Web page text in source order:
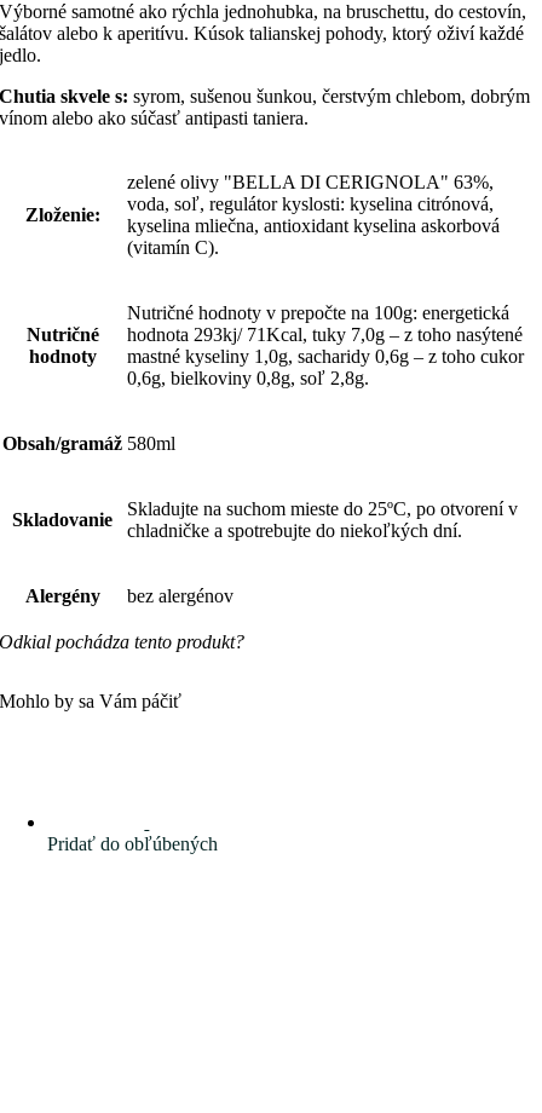
Výborné samotné ako rýchla jednohubka, na bruschettu, do cestovín,
šalátov alebo k aperitívu. Kúsok talianskej pohody, ktorý oživí každé
jedlo.
Chutia skvele s: syrom, sušenou šunkou, čerstvým chlebom, dobrým
vínom alebo ako súčasť antipasti taniera.
Zloženie:
zelené olivy "BELLA DI CERIGNOLA" 63%,
voda, soľ, regulátor kyslosti: kyselina citrónová,
kyselina mliečna, antioxidant kyselina askorbová
(vitamín C).
Nutričné
hodnoty
Nutričné hodnoty v prepočte na 100g: energetická
hodnota 293kj/ 71Kcal, tuky 7,0g – z toho nasýtené
mastné kyseliny 1,0g, sacharidy 0,6g – z toho cukor
0,6g, bielkoviny 0,8g, soľ 2,8g.
Obsah/gramáž 580ml
Skladovanie
Skladujte na suchom mieste do 25ºC, po otvorení v
chladničke a spotrebujte do niekoľkých dní.
Alergény bez alergénov
Odkial pochádza tento produkt?
Mohlo by sa Vám páčiť
Pridať do obľúbených